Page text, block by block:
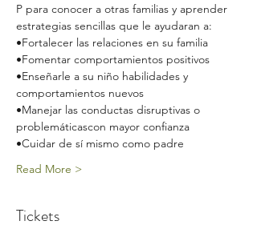
P para conocer a otras familias y aprender
estrategias sencillas que le ayudaran a:
•Fortalecer las relaciones en su familia
•Fomentar comportamientos positivos
•Enseñarle a su niño habilidades y
comportamientos nuevos
•Manejar las conductas disruptivas o
problemáticascon mayor confianza
•Cuidar de sí mismo como padre
Read More >
Tickets